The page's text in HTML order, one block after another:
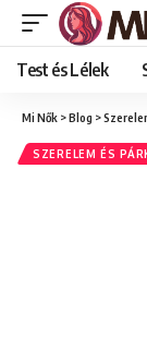
Test és Lélek
Mi Nők >Blog >
SZERELEM ÉS